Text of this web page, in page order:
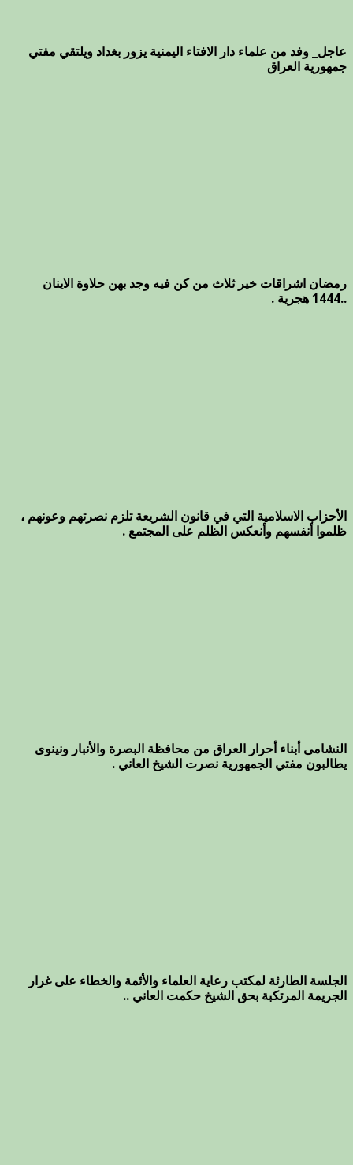
عاجل_ وفد من علماء دار الافتاء اليمنية يزور بغداد ويلتقي مفتي
جمهورية العراق
رمضان اشراقات خير ثلاث من كن فيه وجد بهن حلاوة الاينان
..1444 هجرية .
الأحزاب الاسلامية التي في قانون الشريعة تلزم نصرتهم وعونهم ،
ظلموا أنفسهم وأنعكس الظلم على المجتمع .
النشامى أبناء أحرار العراق من محافظة البصرة والأنبار ونينوى
يطالبون مفتي الجمهورية نصرت الشيخ العاني .
الجلسة الطارئة لمكتب رعاية العلماء والأئمة والخطاء على غرار
الجريمة المرتكبة بحق الشيخ حكمت العاني ..